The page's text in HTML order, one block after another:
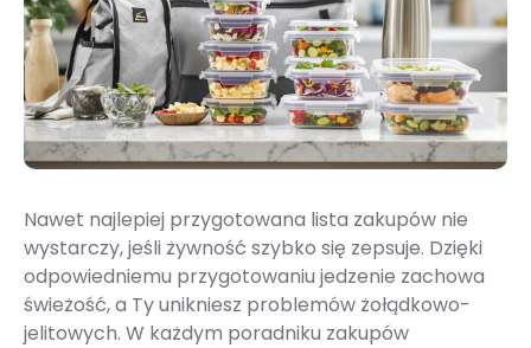
Nawet najlepiej przygotowana lista zakupów nie
wystarczy, jeśli żywność szybko się zepsuje. Dzięki
odpowiedniemu przygotowaniu jedzenie zachowa
świeżość, a Ty unikniesz problemów żołądkowo-
jelitowych. W każdym poradniku zakupów